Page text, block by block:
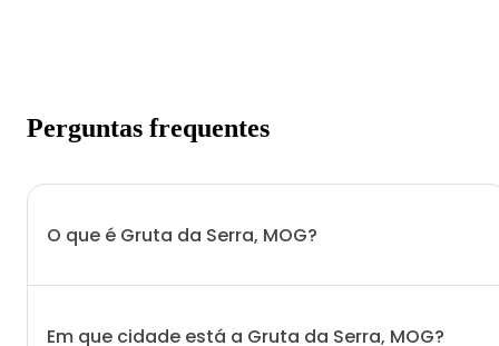
Perguntas frequentes
O que é Gruta da Serra, MOG?
Em que cidade está a Gruta da Serra, MOG?